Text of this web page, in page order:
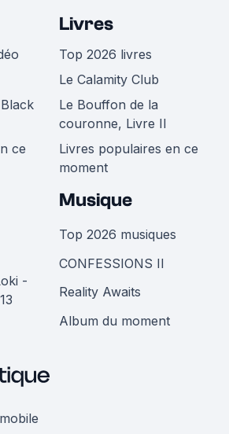
ce
Livres
Top 2026 livres
Le Calamity Club
Le Bouffon de la
couronne, Livre II
Livres populaires en ce
moment
-
Musique
Top 2026 musiques
CONFESSIONS II
Reality Awaits
Album du moment